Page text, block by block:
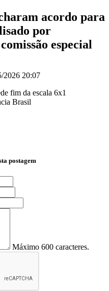
acordo para
por
especial
2026 20:07
Brasil
postagem
Máximo 600 caracteres.